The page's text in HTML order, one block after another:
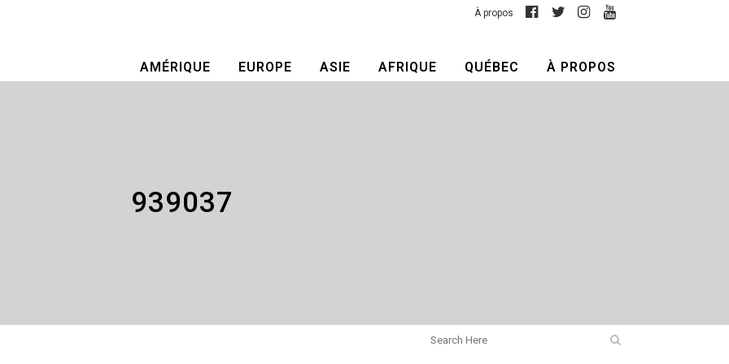
À propos
AMÉRIQUE EUROPE ASIE AFRIQUE QUÉBEC À PROPOS
939037